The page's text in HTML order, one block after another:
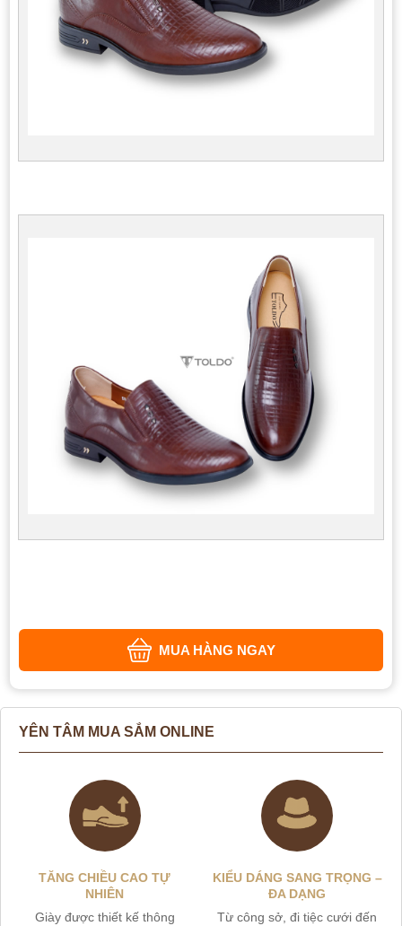
MUA HÀNG NGAY
YÊN TÂM MUA SẮM ONLINE
TĂNG CHIỀU CAO TỰ
NHIÊN
Giày được thiết kế thông
KIỂU DÁNG SANG TRỌNG –
ĐA DẠNG
Từ công sở, đi tiệc cưới đến